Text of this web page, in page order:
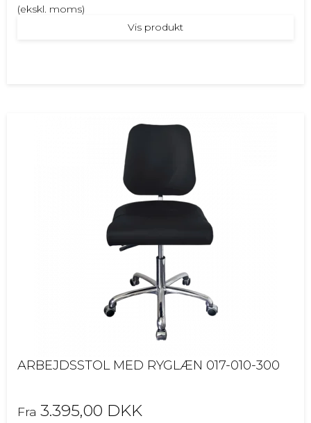
(ekskl. moms)
Vis produkt
ARBEJDSSTOL MED RYGLÆN 017-010-300
Fra 3.395,00 DKK